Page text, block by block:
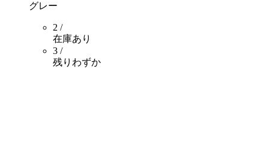
グレー
2 /
在庫あり
3 /
残りわずか